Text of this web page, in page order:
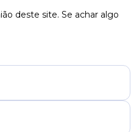
deste site. Se achar algo